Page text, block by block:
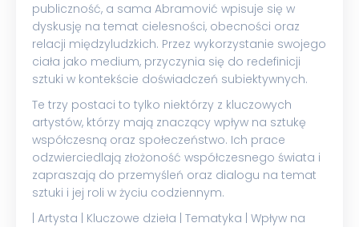
publiczność, a sama Abramović wpisuje się w
dyskusję na temat cielesności, obecności oraz
relacji międzyludzkich. Przez wykorzystanie swojego
ciała jako medium, przyczynia się do redefinicji
sztuki w kontekście doświadczeń subiektywnych.
Te trzy postaci to tylko niektórzy z kluczowych
artystów, którzy mają znaczący wpływ na sztukę
współczesną oraz społeczeństwo. Ich prace
odzwierciedlają złożoność współczesnego świata i
zapraszają do przemyśleń oraz dialogu na temat
sztuki i jej roli w życiu codziennym.
| Artysta | Kluczowe dzieła | Tematyka | Wpływ na